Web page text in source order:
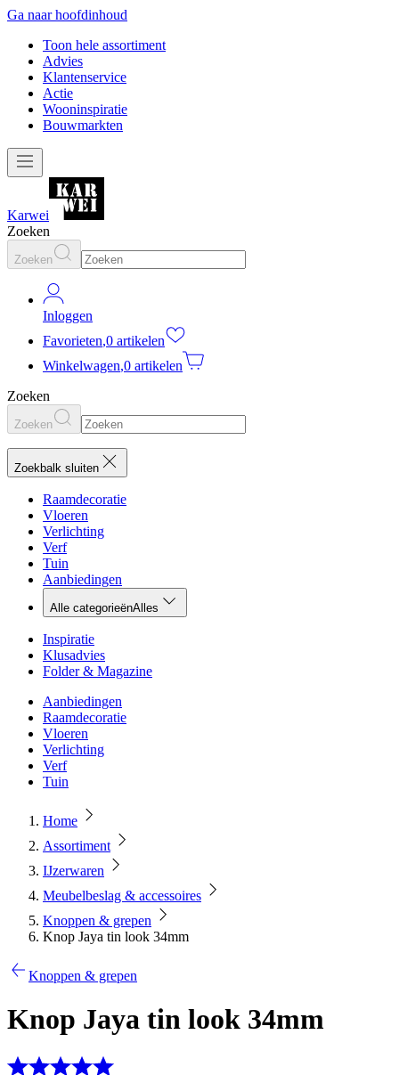
Ga naar hoofdinhoud
Toon hele assortiment
Advies
Klantenservice
Actie
Wooninspiratie
Bouwmarkten
Karwei
Zoeken
Zoeken
Inloggen
Favorieten,0 artikelen
Winkelwagen,0 artikelen
Zoeken
Zoeken
Zoekbalk sluiten
Raamdecoratie
Vloeren
Verlichting
Verf
Tuin
Aanbiedingen
Alle categorieënAlles
Inspiratie
Klusadvies
Folder & Magazine
Aanbiedingen
Raamdecoratie
Vloeren
Verlichting
Verf
Tuin
Home
Assortiment
IJzerwaren
Meubelbeslag & accessoires
Knoppen & grepen
Knop Jaya tin look 34mm
Knoppen & grepen
Knop Jaya tin look 34mm